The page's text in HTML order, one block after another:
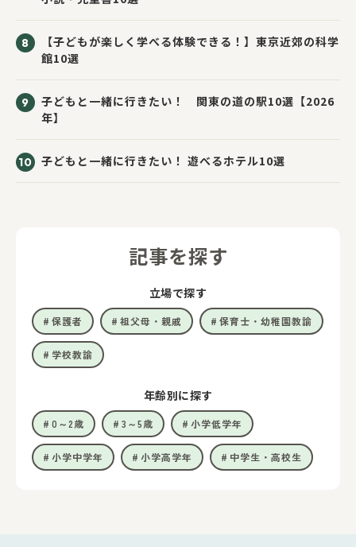
【子どもが楽しく学べる体験できる！】東京近郊の科学
館10選
子どもと一緒に行きたい！ 関東の道の駅10選【2026
年】
子どもと一緒に行きたい！ 遊べるホテル10選
記事を探す
立場で探す
保護者 祖父母・親戚 保育士・幼稚園教諭
学校教諭
年齢別に探す
0～2歳 3～5歳 小学低学年
小学中学年 小学高学年 中学生・高校生